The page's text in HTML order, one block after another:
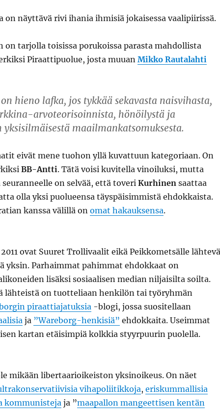
on näyttävä rivi ihania ihmisiä jokaisessa vaalipiirissä.
on tarjolla toisissa porukoissa parasta mahdollista
Piraattipuolue, josta muuan Mikko Rautalahti
hieno lafka, jos tykkää sekavasta naisvihasta,
arvoteorisoinnista, hönöilystä ja
maailmankatsomuksesta.
eivät mene tuohon yllä kuvattuun kategoriaan. On
BB-Antti. Tätä voisi kuvitella vinoiluksi, mutta
on selvää, että toveri Kurhinensaattaa
olla yksi puolueensa täyspäisimmistä ehdokkaista.
kanssa välillä on omat hakauksensa.
ovat Suuret Trollivaalit eikä Peikkometsälle
yksin. Parhaimmat pahimmat ehdokkaat on
lisäksi sosiaalisen median niljaisilta soilta.
lähteistä on tuotteliaan henkilön tai työryhmän
piraattiajatuksia-blogi, jossa suositellaan
ja ”Wareborg-henkisiä” ehdokkaita. Useimmat
kartan etäisimpiä kolkkia styyrpuurin puolella.
mikään libertaarioikeiston yksinoikeus. On näet
vihapoliitikkoja, eriskummallisia
kommunistejaja ”maapallon mangeettisen kentän